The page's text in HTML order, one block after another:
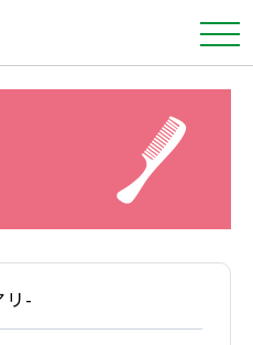
リ-